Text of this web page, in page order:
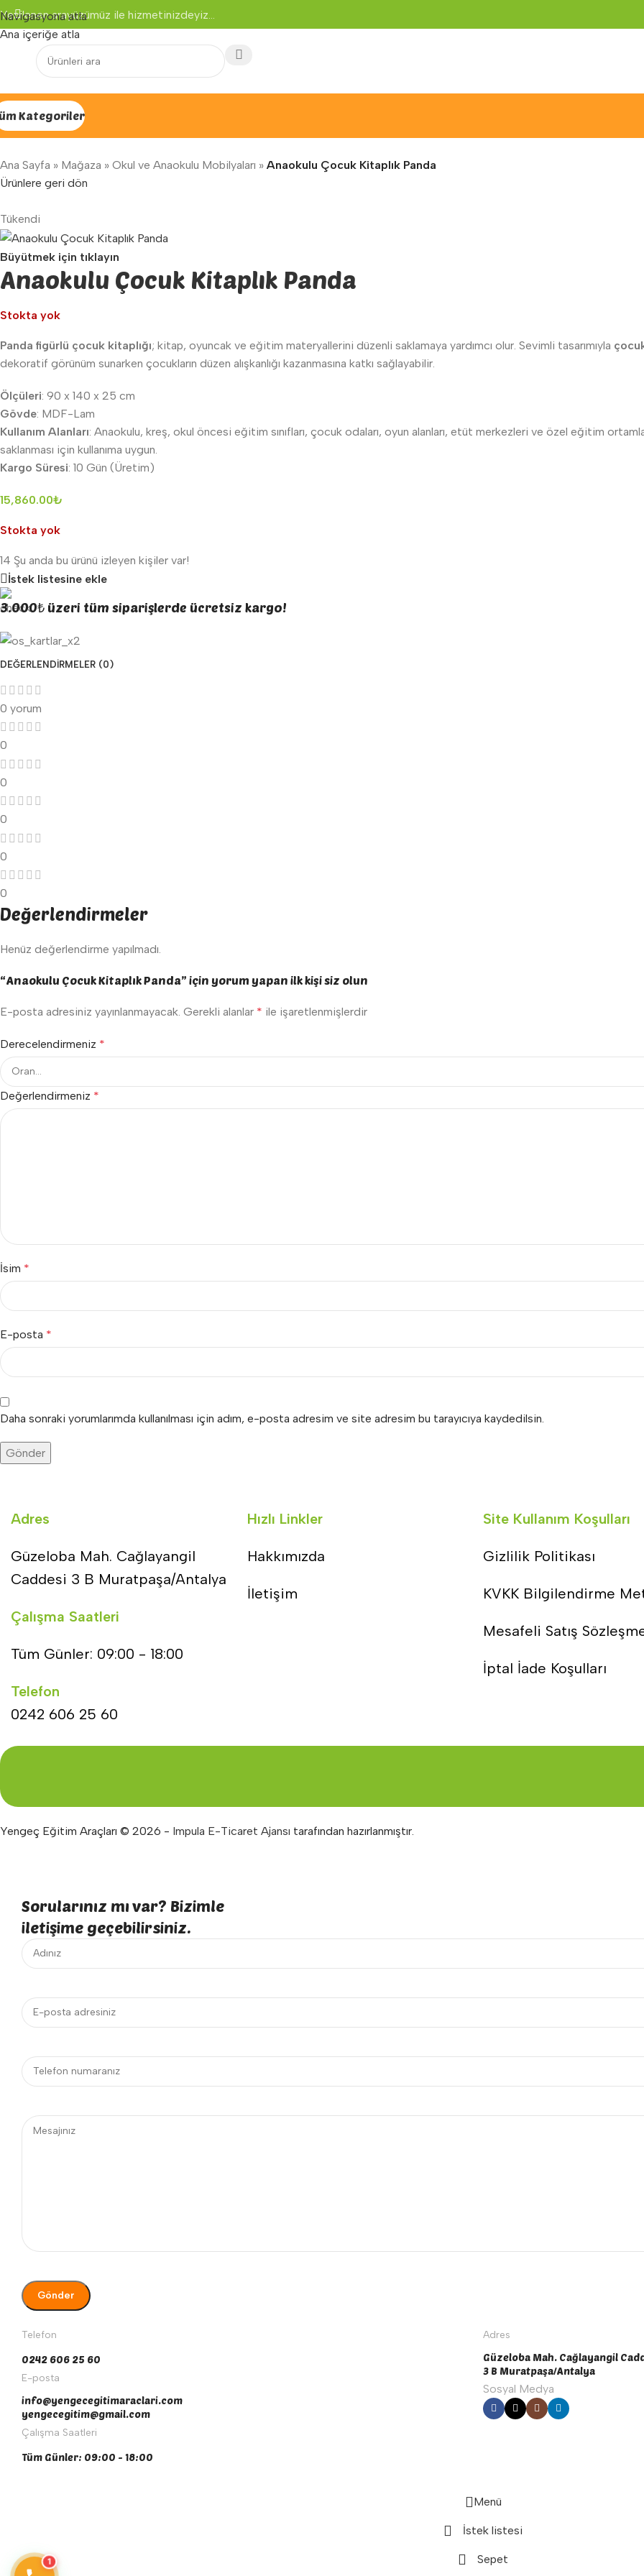
Navigasyona atla
Ana içeriğe atla
Yenilenen arayüzümüz ile hizmetinizdeyiz...
Kategoriler
Ana Sayfa » Mağaza » Okul ve Anaokulu Mobilyaları » Anaokulu Çocuk Kitaplık Panda
Ürünlere geri dön
Tükendi
Büyütmek için tıklayın
Anaokulu Çocuk Kitaplık Panda
Stokta yok
Panda figürlü çocuk kitaplığı; kitap, oyuncak ve eğitim materyallerini düzenli saklamaya yardımcı olur. Sevimli tasarımıyla
dekoratif görünüm sunarken çocukların düzen alışkanlığı kazanmasına katkı sağlayabilir.
Ölçüleri: 90 x 140 x 25 cm
Gövde: MDF-Lam
Kullanım Alanları: Anaokulu, kreş, okul öncesi eğitim sınıfları, çocuk odaları, oyun alanları, etüt merkezleri ve özel eğitim
saklanması için kullanıma uygun.
Kargo Süresi: 10 Gün (Üretim)
15,860.00₺
Stokta yok
14 Şu anda bu ürünü izleyen kişiler var!
İstek listesine ekle
3.000₺ üzeri tüm siparişlerde ücretsiz kargo!
DEĞERLENDIRMELER (0)
0 yorum
0
0
0
0
0
Değerlendirmeler
Henüz değerlendirme yapılmadı.
“Anaokulu Çocuk Kitaplık Panda” için yorum yapan ilk kişi siz olun
E-posta adresiniz yayınlanmayacak. Gerekli alanlar * ile işaretlenmişlerdir
Derecelendirmeniz *
Değerlendirmeniz *
İsim *
E-posta *
Daha sonraki yorumlarımda kullanılması için adım, e-posta adresim ve site adresim bu tarayıcıya kaydedilsin.
Adres
Güzeloba Mah. Cağlayangil
Caddesi 3 B Muratpaşa/Antalya
Çalışma Saatleri
Tüm Günler: 09:00 - 18:00
Telefon
0242 606 25 60
Hızlı Linkler
Hakkımızda
İletişim
Site Kullanım Koşulları
Gizlilik Politikası
KVKK Bilgilendirme
Mesafeli Satış
İptal İade Koşulları
Yengeç Eğitim Araçları © 2026 - Impula E-Ticaret Ajansı tarafından hazırlanmıştır.
Sorularınız mı var? Bizimle
iletişime geçebilirsiniz.
Telefon
0242 606 25 60
E-posta
info@yengecegitimaraclari.com
yengecegitim@gmail.com
Çalışma Saatleri
Tüm Günler: 09:00 - 18:00
Adres
Güzeloba Mah. Cağlayangil
3 B Muratpaşa/Antalya
Sosyal Medya
Menü
İstek listesi
Sepet
1